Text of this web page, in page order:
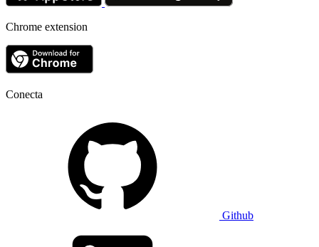
Chrome extension
Conecta
Github